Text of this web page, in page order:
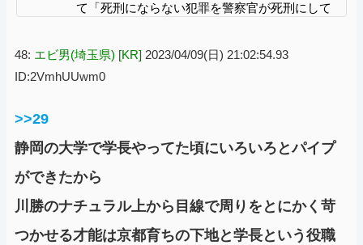
て「死刑にならない犯罪を警察官が死刑にして
48: エビ男(埼玉県) [KR] 2023/04/09(日) 21:02:54.93
ID:2VmhUUwm0
>>29
静岡の大学で学長やってた頃にいろいろとパイプ
ができたから
川勝のナチュラル上から目線で周りをとにかく苛
つかせる才能は京都育ちの下地と学長という役職